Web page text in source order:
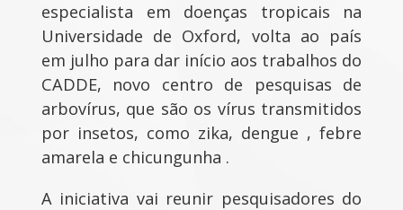
especialista em doenças tropicais na
Universidade de Oxford, volta ao país
em julho para dar início aos trabalhos do
CADDE, novo centro de pesquisas de
arbovírus, que são os vírus transmitidos
por insetos, como zika, dengue , febre
amarela e chicungunha .
A iniciativa vai reunir pesquisadores do